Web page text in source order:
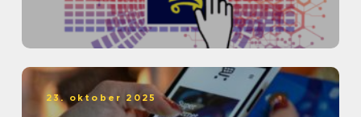
23. oktober 2025